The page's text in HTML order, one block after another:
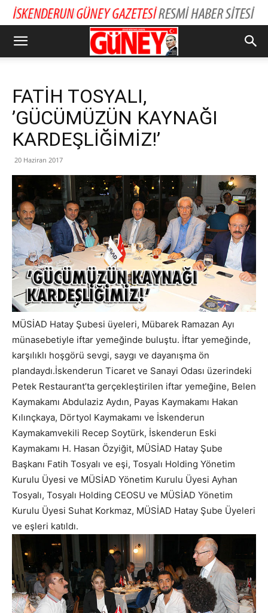
FATİH TOSYALI,
’GÜCÜMÜZÜN KAYNAĞI
KARDEŞLİĞİMİZ!’
20 Haziran 2017
MÜSİAD Hatay Şubesi üyeleri, Mübarek Ramazan Ayı
münasebetiyle iftar yemeğinde buluştu. İftar yemeğinde,
karşılıklı hoşgörü sevgi, saygı ve dayanışma ön
plandaydı.İskenderun Ticaret ve Sanayi Odası üzerindeki
Petek Restaurant’ta gerçekleştirilen iftar yemeğine, Belen
Kaymakamı Abdulaziz Aydın, Payas Kaymakamı Hakan
Kılınçkaya, Dörtyol Kaymakamı ve İskenderun
Kaymakamvekili Recep Soytürk, İskenderun Eski
Kaymakamı H. Hasan Özyiğit, MÜSİAD Hatay Şube
Başkanı Fatih Tosyalı ve eşi, Tosyalı Holding Yönetim
Kurulu Üyesi ve MÜSİAD Yönetim Kurulu Üyesi Ayhan
Tosyalı, Tosyalı Holding CEOSU ve MÜSİAD Yönetim
Kurulu Üyesi Suhat Korkmaz, MÜSİAD Hatay Şube Üyeleri
ve eşleri katıldı.